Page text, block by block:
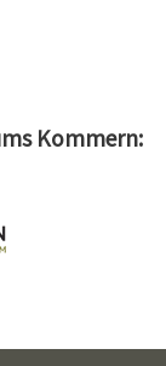
Kommern: